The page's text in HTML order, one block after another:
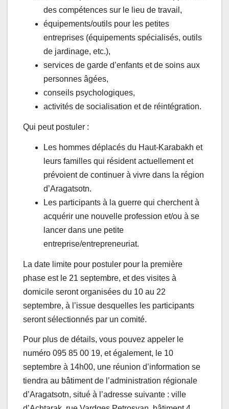
des compétences sur le lieu de travail,
équipements/outils pour les petites
entreprises (équipements spécialisés, outils
de jardinage, etc.),
services de garde d’enfants et de soins aux
personnes âgées,
conseils psychologiques,
activités de socialisation et de réintégration.
Qui peut postuler :
Les hommes déplacés du Haut-Karabakh et
leurs familles qui résident actuellement et
prévoient de continuer à vivre dans la région
d’Aragatsotn.
Les participants à la guerre qui cherchent à
acquérir une nouvelle profession et/ou à se
lancer dans une petite
entreprise/entrepreneuriat.
La date limite pour postuler pour la première
phase est le 21 septembre, et des visites à
domicile seront organisées du 10 au 22
septembre, à l’issue desquelles les participants
seront sélectionnés par un comité.
Pour plus de détails, vous pouvez appeler le
numéro 095 85 00 19, et également, le 10
septembre à 14h00, une réunion d’information se
tiendra au bâtiment de l’administration régionale
d’Aragatsotn, situé à l’adresse suivante : ville